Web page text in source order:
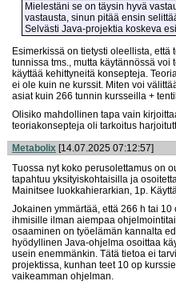
Mielestäni se on täysin hyvä
vastausta, sinun pitää ensin
Selvästi Java-projektia koskeva
Esimerkissä on tietysti oleellista,
tunnissa tms., mutta käytännössä
käyttää kehittyneitä konsepteja.
ei ole kuin ne kurssit. Miten voi
asiat kuin 266 tunnin kursseilla +
Olisiko mahdollinen tapa vain
teoriakonsepteja oli tarkoitus
Metabolix [14.07.2025 07:12:57]
Tuossa nyt koko perusolettamus on
tapahtuu yksityiskohtaisilla ja
Mainitsee luokkahierarkian, 1p.
Jokainen ymmärtää, että 266 h tai
ihmisille ilman aiempaa
osaaminen on työelämän kannalta
hyödyllinen Java-ohjelma osoittaa
usein enemmänkin. Tätä tietoa ei
projektissa, kunhan teet 10 op
vaikeamman ohjelman.